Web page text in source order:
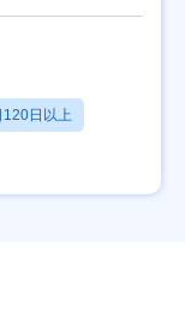
120日以上